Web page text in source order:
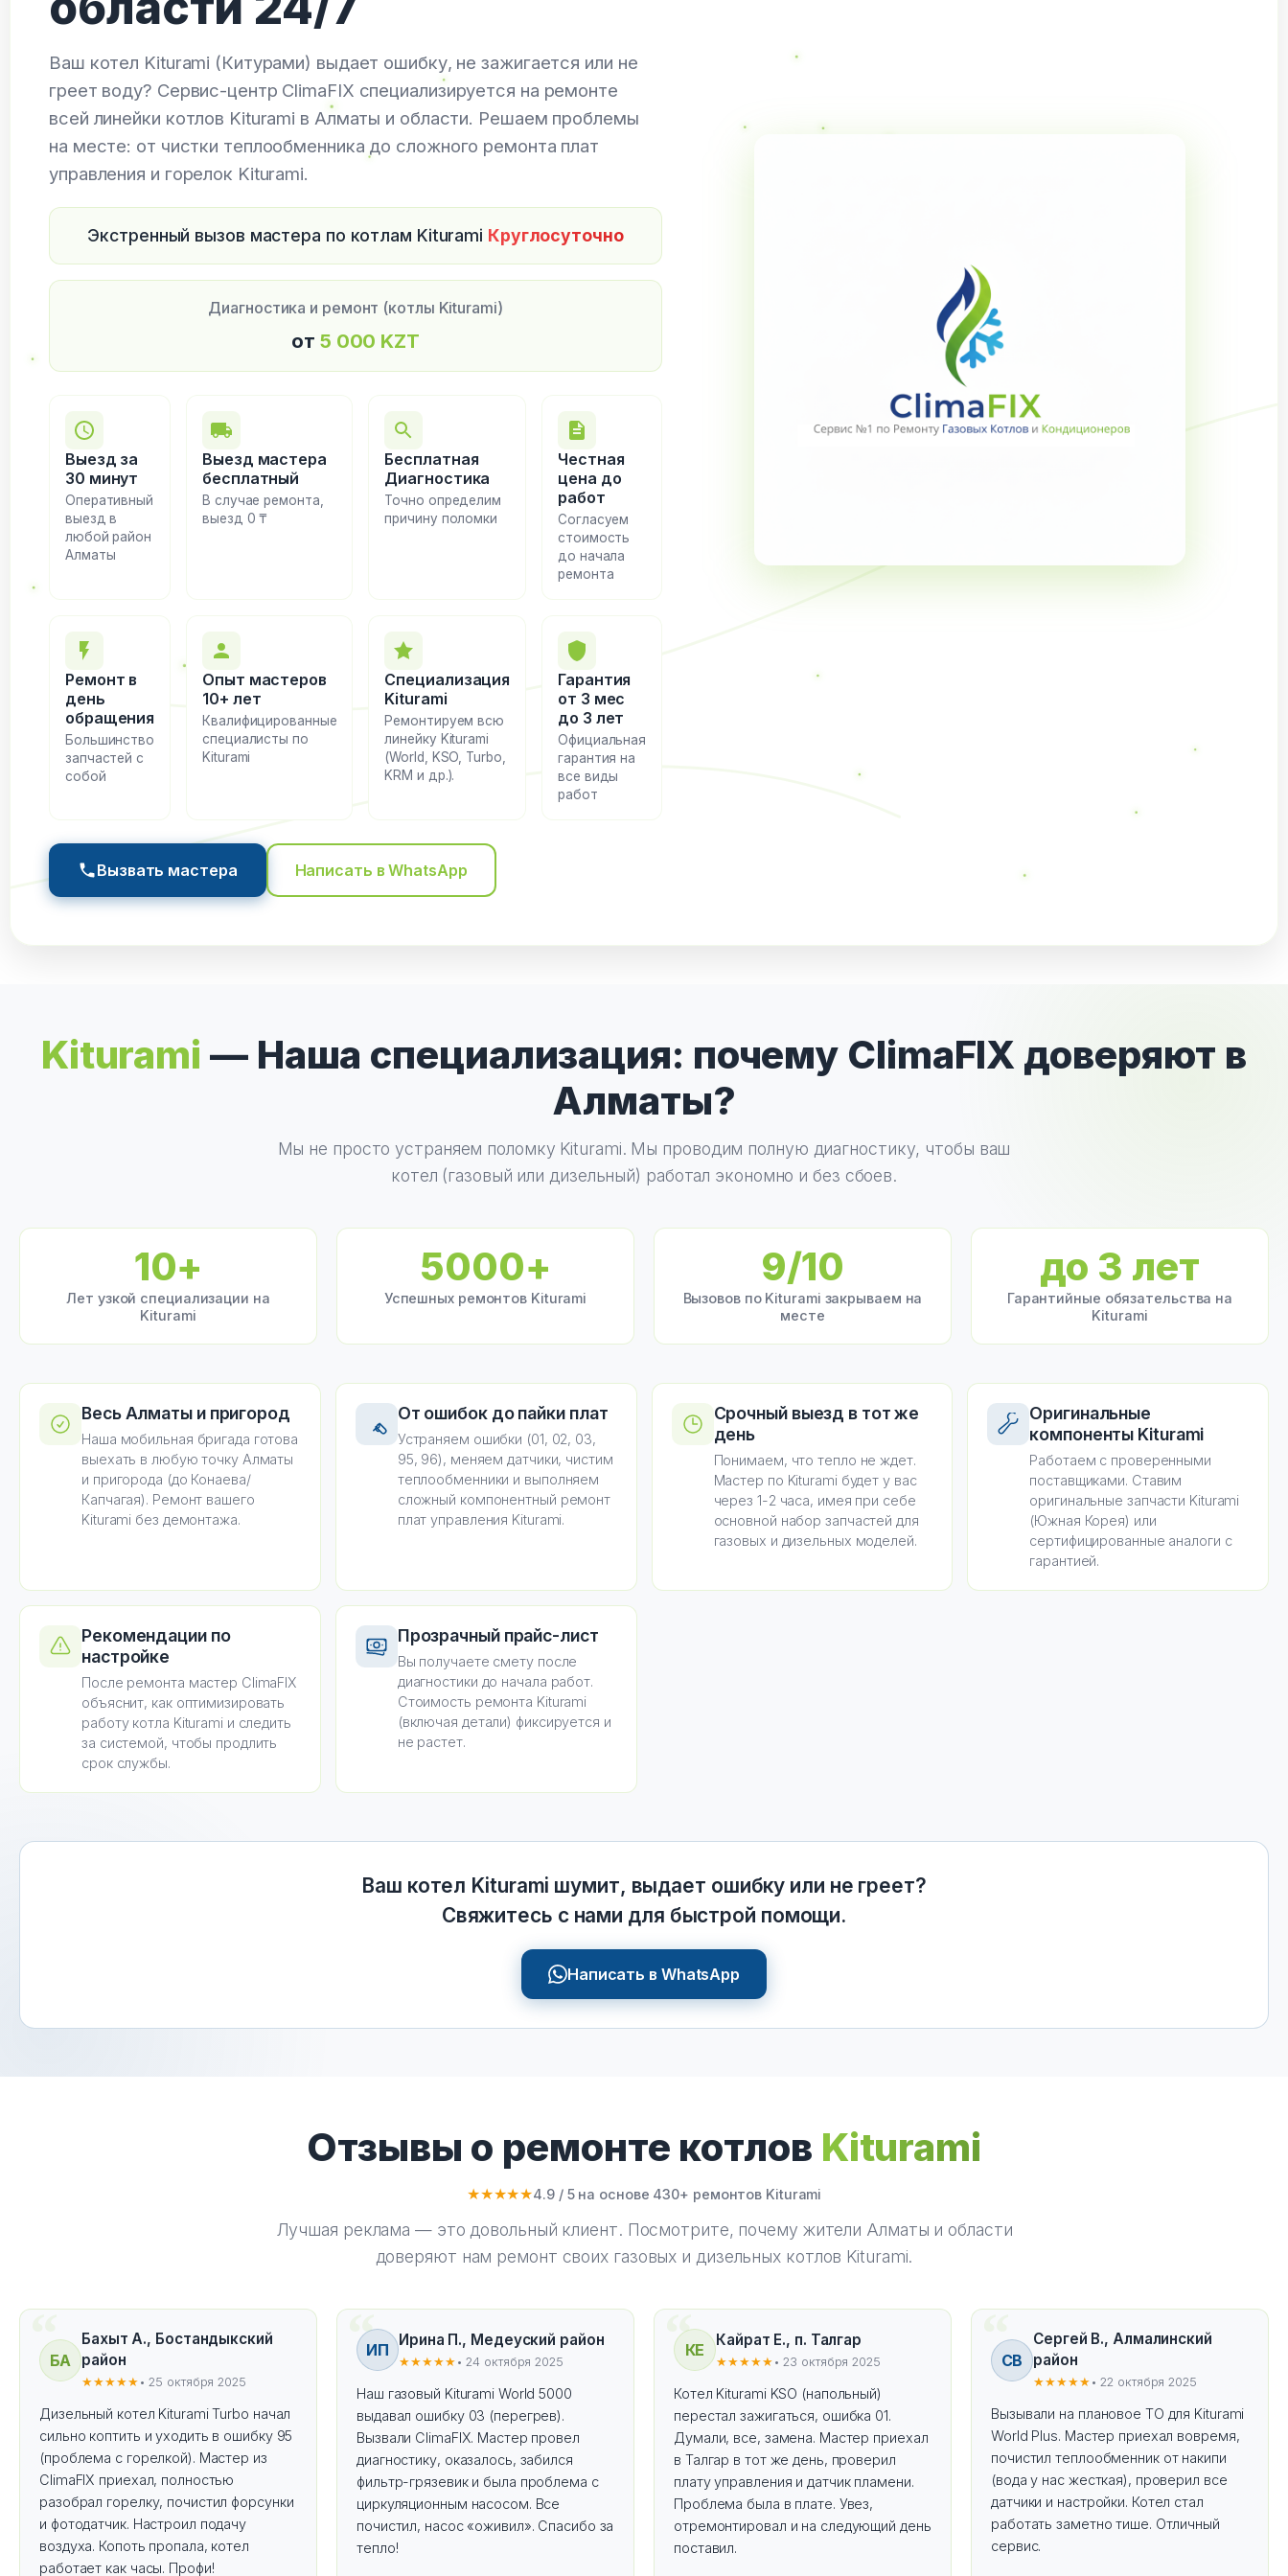
Ваш котел Kiturami (Китурами) выдает ошибку, не зажигается или не
греет воду? Сервис-центр ClimaFIX специализируется на ремонте
всей линейки котлов Kiturami в Алматы и области. Решаем проблемы
на месте: от чистки теплообменника до сложного ремонта плат
управления и горелок Kiturami.
Экстренный вызов мастера по котлам Kiturami Круглосуточно
Диагностика и ремонт (котлы Kiturami)
от 5 000 KZT
Выезд за
30 минут
Оперативный
выезд в
любой район
Алматы
Выезд мастера
бесплатный
В случае ремонта,
выезд 0 ₸
Бесплатная
Диагностика
Точно определим
причину поломки
Честная
цена до
работ
Согласуем
стоимость
до начала
ремонта
Ремонт в
день
обращения
Большинство
запчастей с
собой
Опыт мастеров
10+ лет
Квалифицированные
специалисты по
Kiturami
Специализация
Kiturami
Ремонтируем всю
линейку Kiturami
(World, KSO, Turbo,
KRM и др.).
Гарантия
от 3 мес
до 3 лет
Официальная
гарантия на
все виды
работ
Вызвать мастера Написать в WhatsApp
Kiturami — Наша специализация: почему ClimaFIX доверяют в
Алматы?
Мы не просто устраняем поломку Kiturami. Мы проводим полную диагностику, чтобы ваш
котел (газовый или дизельный) работал экономно и без сбоев.
10+
Лет узкой специализации на
Kiturami
5000+
Успешных ремонтов Kiturami
9/10
Вызовов по Kiturami закрываем на
месте
до 3 лет
Гарантийные обязательства на
Kiturami
Весь Алматы и пригород
Наша мобильная бригада готова
выехать в любую точку Алматы
и пригорода (до Конаева/
Капчагая). Ремонт вашего
Kiturami без демонтажа.
От ошибок до пайки плат
Устраняем ошибки (01, 02, 03,
95, 96), меняем датчики, чистим
теплообменники и выполняем
сложный компонентный ремонт
плат управления Kiturami.
Срочный выезд в тот же
день
Понимаем, что тепло не ждет.
Мастер по Kiturami будет у вас
через 1-2 часа, имея при себе
основной набор запчастей для
газовых и дизельных моделей.
Оригинальные
компоненты Kiturami
Работаем с проверенными
поставщиками. Ставим
оригинальные запчасти Kiturami
(Южная Корея) или
сертифицированные аналоги с
гарантией.
Рекомендации по
настройке
После ремонта мастер ClimaFIX
объяснит, как оптимизировать
работу котла Kiturami и следить
за системой, чтобы продлить
срок службы.
Прозрачный прайс-лист
Вы получаете смету после
диагностики до начала работ.
Стоимость ремонта Kiturami
(включая детали) фиксируется и
не растет.
Ваш котел Kiturami шумит, выдает ошибку или не греет?
Свяжитесь с нами для быстрой помощи.
Написать в WhatsApp
Отзывы о ремонте котлов Kiturami
★★★★★4.9 / 5 на основе 430+ ремонтов Kiturami
Лучшая реклама — это довольный клиент. Посмотрите, почему жители Алматы и области
доверяют нам ремонт своих газовых и дизельных котлов Kiturami.
БА
Бахыт А., Бостандыкский
район
★★★★★ • 25 октября 2025
Дизельный котел Kiturami Turbo начал
сильно коптить и уходить в ошибку 95
(проблема с горелкой). Мастер из
ClimaFIX приехал, полностью
разобрал горелку, почистил форсунки
и фотодатчик. Настроил подачу
воздуха. Копоть пропала, котел
работает как часы. Профи!
ИП
Ирина П., Медеуский район
★★★★★ • 24 октября 2025
Наш газовый Kiturami World 5000
выдавал ошибку 03 (перегрев).
Вызвали ClimaFIX. Мастер провел
диагностику, оказалось, забился
фильтр-грязевик и была проблема с
циркуляционным насосом. Все
почистил, насос «оживил». Спасибо за
тепло!
КЕ
Кайрат Е., п. Талгар
★★★★★ • 23 октября 2025
Котел Kiturami KSO (напольный)
перестал зажигаться, ошибка 01.
Думали, все, замена. Мастер приехал
в Талгар в тот же день, проверил
плату управления и датчик пламени.
Проблема была в плате. Увез,
отремонтировал и на следующий день
поставил.
СВ
Сергей В., Алмалинский
район
★★★★★ • 22 октября 2025
Вызывали на плановое ТО для Kiturami
World Plus. Мастер приехал вовремя,
почистил теплообменник от накипи
(вода у нас жесткая), проверил все
датчики и настройки. Котел стал
работать заметно тише. Отличный
сервис.